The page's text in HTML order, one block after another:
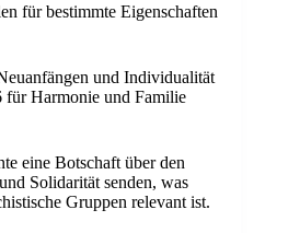
für bestimmte Eigenschaften
und Individualität
für Harmonie und Familie
eine Botschaft über den
Solidarität senden, was
Gruppen relevant ist.